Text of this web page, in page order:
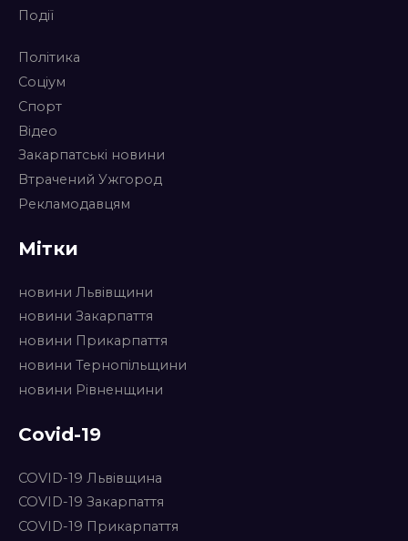
Події
Політика
Соціум
Спорт
Відео
Закарпатські новини
Втрачений Ужгород
Рекламодавцям
Мітки
новини Львівщини
новини Закарпаття
новини Прикарпаття
новини Тернопільщини
новини Рівненщини
Covid-19
COVID-19 Львівщина
COVID-19 Закарпаття
COVID-19 Прикарпаття